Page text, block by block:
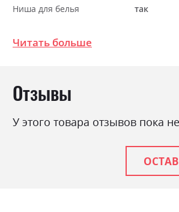
Ниша для белья
так
Читать больше
Отзывы
У этого товара отзывов пока